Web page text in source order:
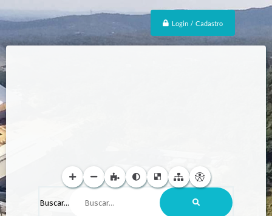
Login / Cadastro
Buscar...